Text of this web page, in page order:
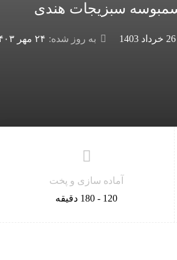
سبزیجات هندی
26 خرداد 1403 به روز شده: ۲۴ مهر ۱۴۰۳
آماده سازی و پخت
120 - 180 دقیقه